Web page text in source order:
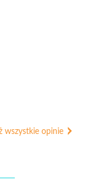
wszystkie opinie